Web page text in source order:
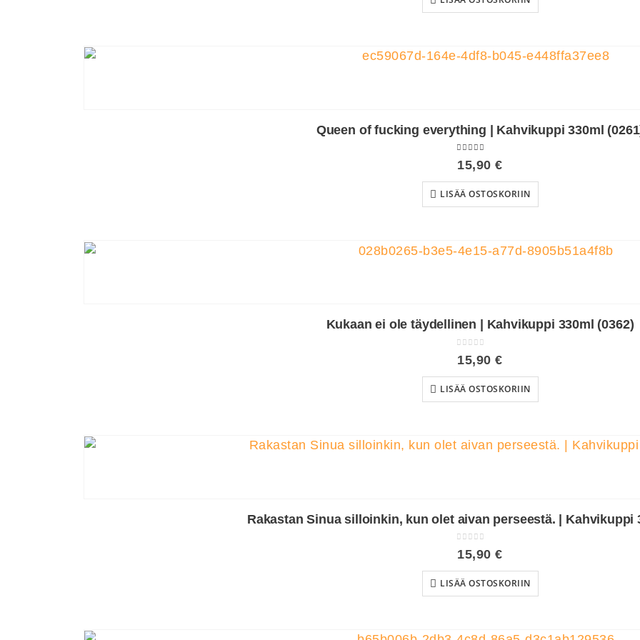
Queen of fucking everything | Kahvikuppi 330ml
5.00 out of 5
15,90€
LISÄÄ OSTOSKORIIN
Kukaan ei ole täydellinen | Kahvikuppi 330ml (0362)
15,90€
LISÄÄ OSTOSKORIIN
Rakastan Sinua silloinkin, kun olet aivan perseestä. | Kahvikuppi
15,90€
LISÄÄ OSTOSKORIIN